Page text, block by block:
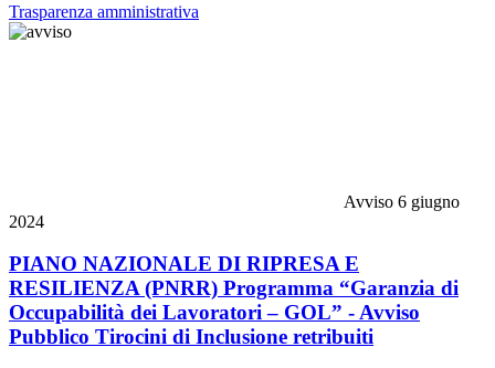
Trasparenza amministrativa
Avviso 6 giugno
2024
PIANO NAZIONALE DI RIPRESA E
RESILIENZA (PNRR) Programma “Garanzia di
Occupabilità dei Lavoratori – GOL” - Avviso
Pubblico Tirocini di Inclusione retribuiti